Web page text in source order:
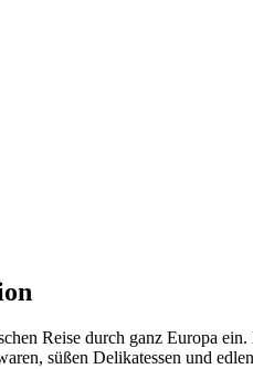
Reise durch ganz Europa
süßen Delikatessen und